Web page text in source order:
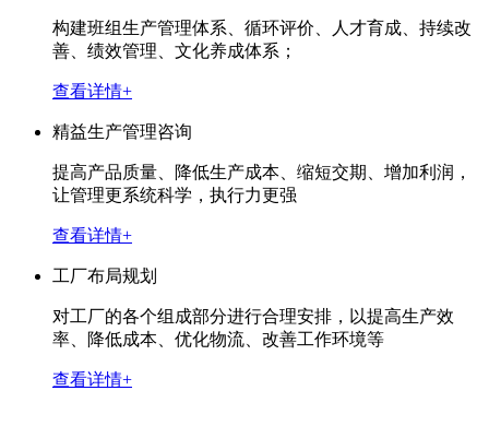
构建班组生产管理体系、循环评价、人才育成、持续改
善、绩效管理、文化养成体系；
查看详情+
精益生产管理咨询
提高产品质量、降低生产成本、缩短交期、增加利润，
让管理更系统科学，执行力更强
查看详情+
工厂布局规划
对工厂的各个组成部分进行合理安排，以提高生产效
率、降低成本、优化物流、改善工作环境等
查看详情+